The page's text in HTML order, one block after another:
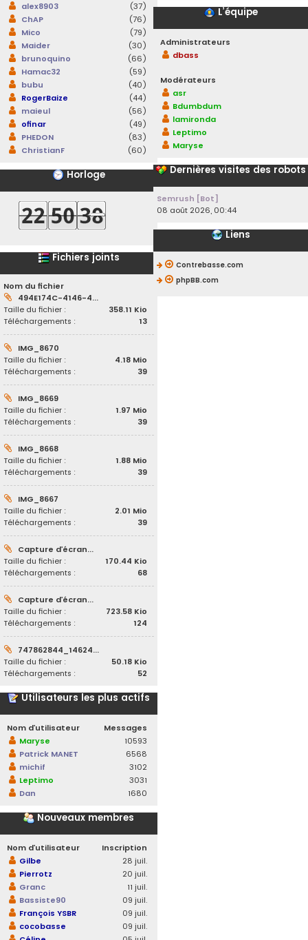
alex8903
(37)
ChAP
(76)
Mico
(79)
Maider
(30)
brunoquino
(66)
Hamac32
(59)
bubu
(40)
RogerBaize
(44)
maieul
(56)
ofinar
(49)
PHEDON
(83)
ChristianF
(60)
Horloge
Fichiers joints
Nom du fichier
494E174C-4146-4...
Taille du fichier :
358.11 Kio
Téléchargements :
13
IMG_8670
Taille du fichier :
4.18 Mio
Téléchargements :
39
IMG_8669
Taille du fichier :
1.97 Mio
Téléchargements :
39
IMG_8668
Taille du fichier :
1.88 Mio
Téléchargements :
39
IMG_8667
Taille du fichier :
2.01 Mio
Téléchargements :
39
Capture d’écran...
Taille du fichier :
170.44 Kio
Téléchargements :
68
Capture d’écran...
Taille du fichier :
723.58 Kio
Téléchargements :
124
747862844_14624...
Taille du fichier :
50.18 Kio
Téléchargements :
52
Utilisateurs les plus actifs
Nom d’utilisateur
Messages
Maryse
10593
Patrick MANET
6568
michif
3102
Leptimo
3031
Dan
1680
Nouveaux membres
Nom d’utilisateur
Inscription
Gilbe
28 juil.
Pierrotz
20 juil.
Granc
11 juil.
Bassiste90
09 juil.
François YSBR
09 juil.
cocobasse
09 juil.
L’équipe
Administrateurs
dbass
Modérateurs
asr
Bdumbdum
lamironda
Leptimo
Maryse
Dernières visites des robots
Semrush [Bot]
08 août 2026, 00:44
Liens
Contrebasse.com
phpBB.com